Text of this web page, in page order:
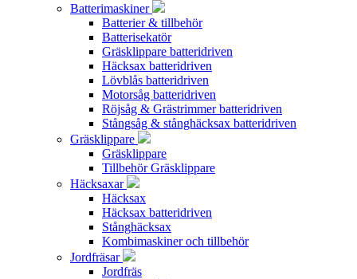
Batterimaskiner
Batterier & tillbehör
Batterisekatör
Gräsklippare batteridriven
Häcksax batteridriven
Lövblås batteridriven
Motorsåg batteridriven
Röjsåg & Grästrimmer batteridriven
Stångsåg & stånghäcksax batteridriven
Gräsklippare
Gräsklippare
Tillbehör Gräsklippare
Häcksaxar
Häcksax
Häcksax batteridriven
Stånghäcksax
Kombimaskiner och tillbehör
Jordfräsar
Jordfräs